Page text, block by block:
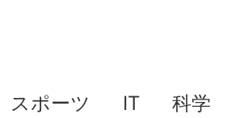
スポーツ IT 科学